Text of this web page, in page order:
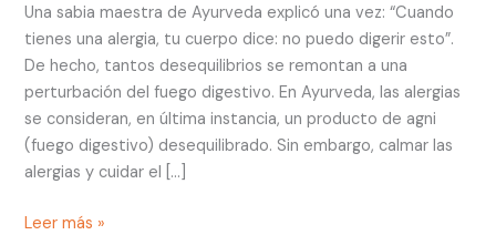
Una sabia maestra de Ayurveda explicó una vez: “Cuando
tienes una alergia, tu cuerpo dice: no puedo digerir esto”.
De hecho, tantos desequilibrios se remontan a una
perturbación del fuego digestivo. En Ayurveda, las alergias
se consideran, en última instancia, un producto de agni
(fuego digestivo) desequilibrado. Sin embargo, calmar las
alergias y cuidar el […]
Leer más »